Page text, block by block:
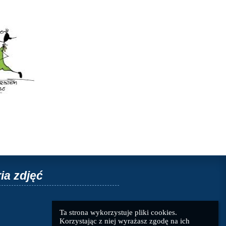
Ta strona wykorzystuje pliki cookies.
Korzystając z niej wyrażasz zgodę na ich
zdjęć